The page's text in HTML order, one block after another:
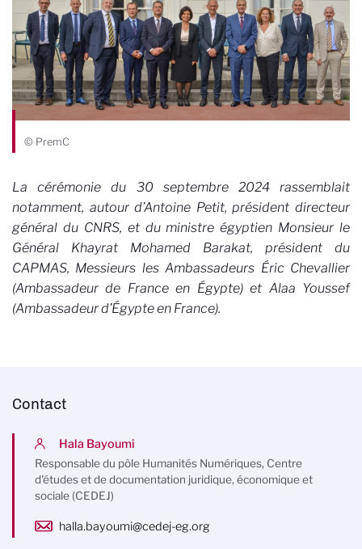
© PremC
La cérémonie du 30 septembre 2024 rassemblait
notamment, autour d’Antoine Petit, président directeur
général du CNRS, et du ministre égyptien Monsieur le
Général Khayrat Mohamed Barakat, président du
CAPMAS, Messieurs les Ambassadeurs Éric Chevallier
(Ambassadeur de France en Égypte) et Alaa Youssef
(Ambassadeur d’Égypte en France).
Contact
Hala Bayoumi
Responsable du pôle Humanités Numériques, Centre
d'études et de documentation juridique, économique et
sociale (CEDEJ)
halla.bayoumi@cedej-eg.org